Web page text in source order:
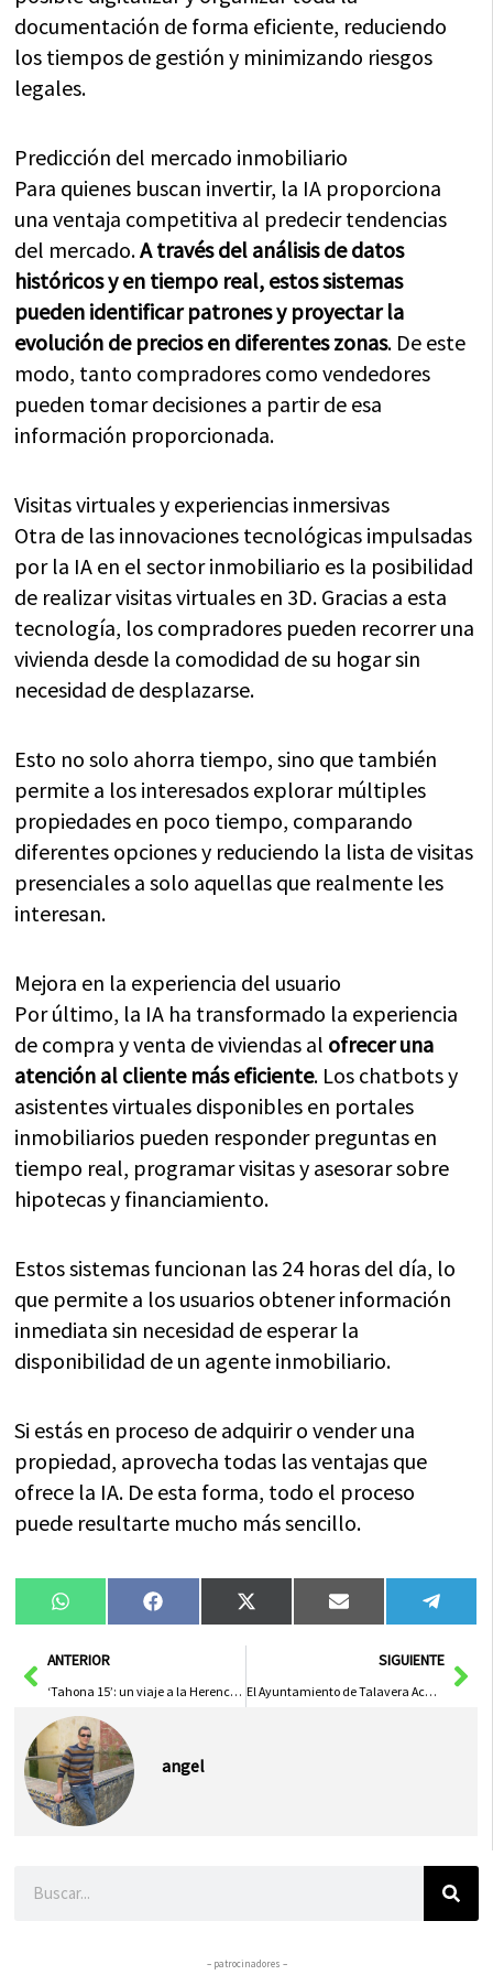
documentación de forma eficiente, reduciendo
los tiempos de gestión y minimizando riesgos
legales.
Predicción del mercado inmobiliario
Para quienes buscan invertir, la IA proporciona
una ventaja competitiva al predecir tendencias
del mercado.A través del análisis de datos
históricos y en tiempo real, estos sistemas
pueden identificar patrones y proyectar la
evolución de precios en diferentes zonas. De este
modo, tanto compradores como vendedores
pueden tomar decisiones a partir de esa
información proporcionada.
Visitas virtuales y experiencias inmersivas
Otra de las innovaciones tecnológicas impulsadas
por la IA en el sector inmobiliario es la posibilidad
de realizar visitas virtuales en 3D. Gracias a esta
tecnología, los compradores pueden recorrer una
vivienda desde la comodidad de su hogar sin
necesidad de desplazarse.
Esto no solo ahorra tiempo, sino que también
permite a los interesados explorar múltiples
propiedades en poco tiempo, comparando
diferentes opciones y reduciendo la lista de visitas
presenciales a solo aquellas que realmente les
interesan.
Mejora en la experiencia del usuario
Por último, la IA ha transformado la experiencia
de compra y venta de viviendas al ofrecer una
atención al cliente más eficiente. Los chatbots y
asistentes virtuales disponibles en portales
inmobiliarios pueden responder preguntas en
tiempo real, programar visitas y asesorar sobre
hipotecas y financiamiento.
Estos sistemas funcionan las 24 horas del día, lo
que permite a los usuarios obtener información
inmediata sin necesidad de esperar la
disponibilidad de un agente inmobiliario.
Si estás en proceso de adquirir o vender una
propiedad, aprovecha todas las ventajas que
ofrece la IA. De esta forma, todo el proceso
puede resultarte mucho más sencillo.
Compartir
en
WhatsAppCompartir
en
FacebookCompartir
en
X
(Twitter)
Compartir
en
Email
en
AntANTERIOR
‘Tahona 15’: un viaje a la Herencia de 1935 a través de imágenes inéditas
SIGUIENTE
El Ayuntamiento de Talavera Achaca al PSOE la Falta de Cierre del ‘Jake’ Según Normativas
angel
– patrocinadores –